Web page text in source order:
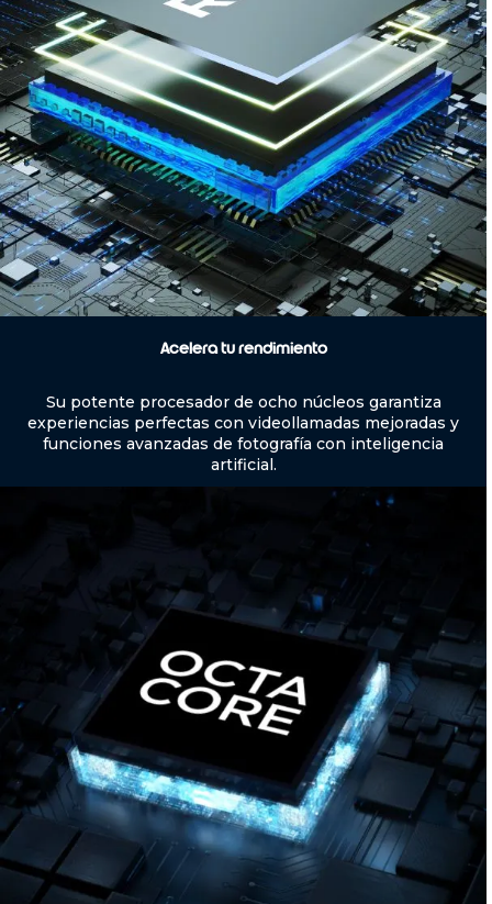
Acelera tu rendimiento
Su potente procesador de ocho núcleos garantiza
experiencias perfectas con videollamadas mejoradas y
funciones avanzadas de fotografía con inteligencia
artificial.